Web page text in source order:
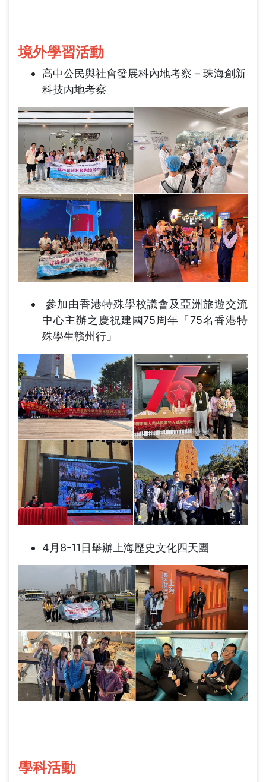
境外學習活動
高中公民與社會發展科內地考察 – 珠海創新
科技內地考察
參加由香港特殊學校議會及亞洲旅遊交流
中心主辦之慶祝建國75周年「75名香港特
殊學生贛州行」
4月8-11日舉辦上海歷史文化四天團
學科活動